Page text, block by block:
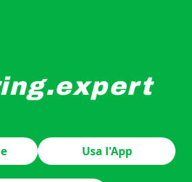
Usa l'App